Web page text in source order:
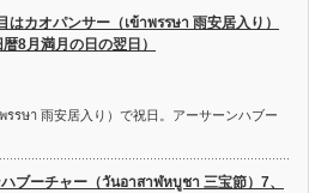
はカオパンサー（เข้าพรรษา 雨安居入り）
8月満月の日の翌日）
รษา 雨安居入り）で祝日。アーサーンハブー
ブーチャー（วันอาสาฬหบูชา 三宝節）7、